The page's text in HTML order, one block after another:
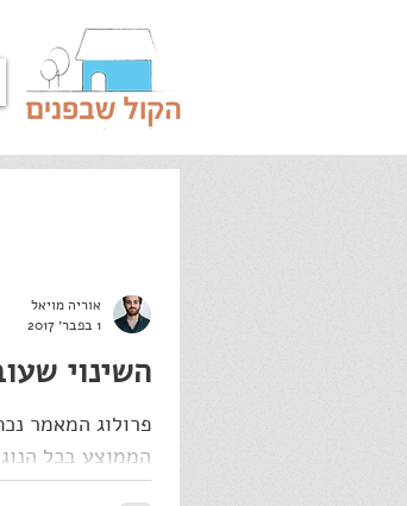
השינוי
פרולוג המאמר
הממוצע בכל
אוריה מויאל
1 בפבר׳ 2017